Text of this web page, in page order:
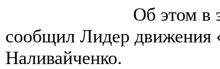
Об этом в
сообщил Лидер движения
Наливайченко.